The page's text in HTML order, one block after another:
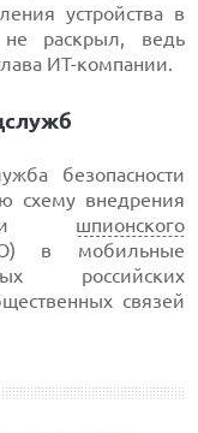
устройства в
не раскрыл, ведь
ИТ-компании.
безопасности
схему внедрения
шпионского
в мобильные
российских
связей